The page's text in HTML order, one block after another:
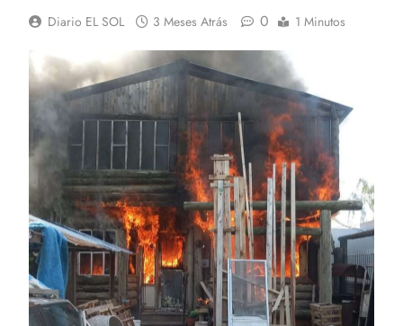
Diario EL SOL 3 Meses Atrás 0 1 Minutos